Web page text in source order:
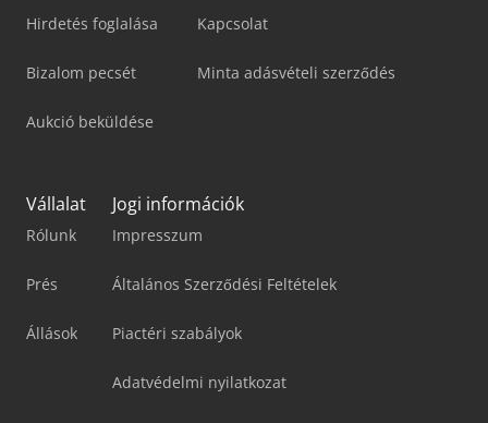
Hirdetés foglalása
Bizalom pecsét
Aukció beküldése
Kapcsolat
Minta adásvételi szerződés
Vállalat
Rólunk
Prés
Állások
Jogi információk
Impresszum
Általános Szerződési Feltételek
Piactéri szabályok
Adatvédelmi nyilatkozat